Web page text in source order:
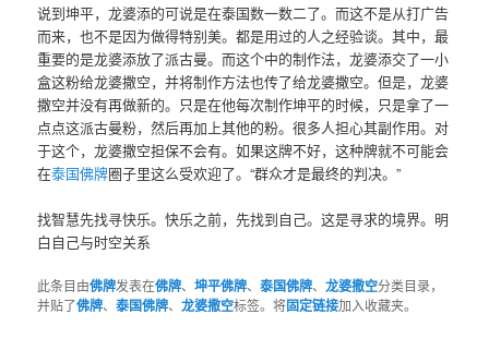
说到坤平，龙婆添的可说是在泰国数一数二了。而这不是从打广告
而来，也不是因为做得特别美。都是用过的人之经验谈。其中，最
重要的是龙婆添放了派古曼。而这个中的制作法，龙婆添交了一小
盒这粉给龙婆撒空，并将制作方法也传了给龙婆撒空。但是，龙婆
撒空并没有再做新的。只是在他每次制作坤平的时候，只是拿了一
点点这派古曼粉，然后再加上其他的粉。很多人担心其副作用。对
于这个，龙婆撒空担保不会有。如果这牌不好，这种牌就不可能会
在泰国佛牌圈子里这么受欢迎了。“群众才是最终的判决。”
找智慧先找寻快乐。快乐之前，先找到自己。这是寻求的境界。明
白自己与时空关系
此条目由佛牌发表在佛牌、坤平佛牌、泰国佛牌、龙婆撒空分类目录，
并贴了佛牌、泰国佛牌、龙婆撒空标签。将固定链接加入收藏夹。